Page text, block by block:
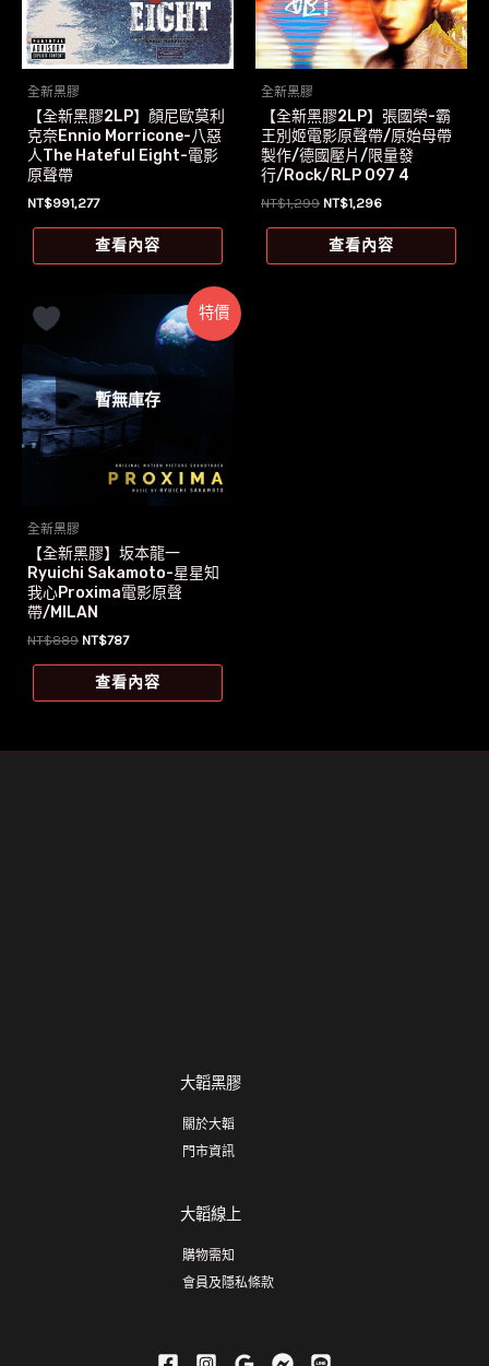
全新黑膠
【全新黑膠2LP】顏尼歐莫利
克奈Ennio Morricone-八惡
人The Hateful Eight-電影
原聲帶
NT$991,277
查看內容
全新黑膠
【全新黑膠2LP】張國榮-霸
王別姬電影原聲帶/原始母帶
製作/德國壓片/限量發
行/Rock/RLP 097 4
NT$1,299 原
價
格：
NT$1,296目
價
格：
查看內容
特價
暫無庫存
全新黑膠
【全新黑膠】坂本龍一
Ryuichi Sakamoto-星星知
我心Proxima電影原聲
帶/MILAN
NT$889 原
格：
NT$787目
價
格：
查看內容
大韜黑膠
關於大韜
門市資訊
大韜線上
購物需知
會員及隱私條款